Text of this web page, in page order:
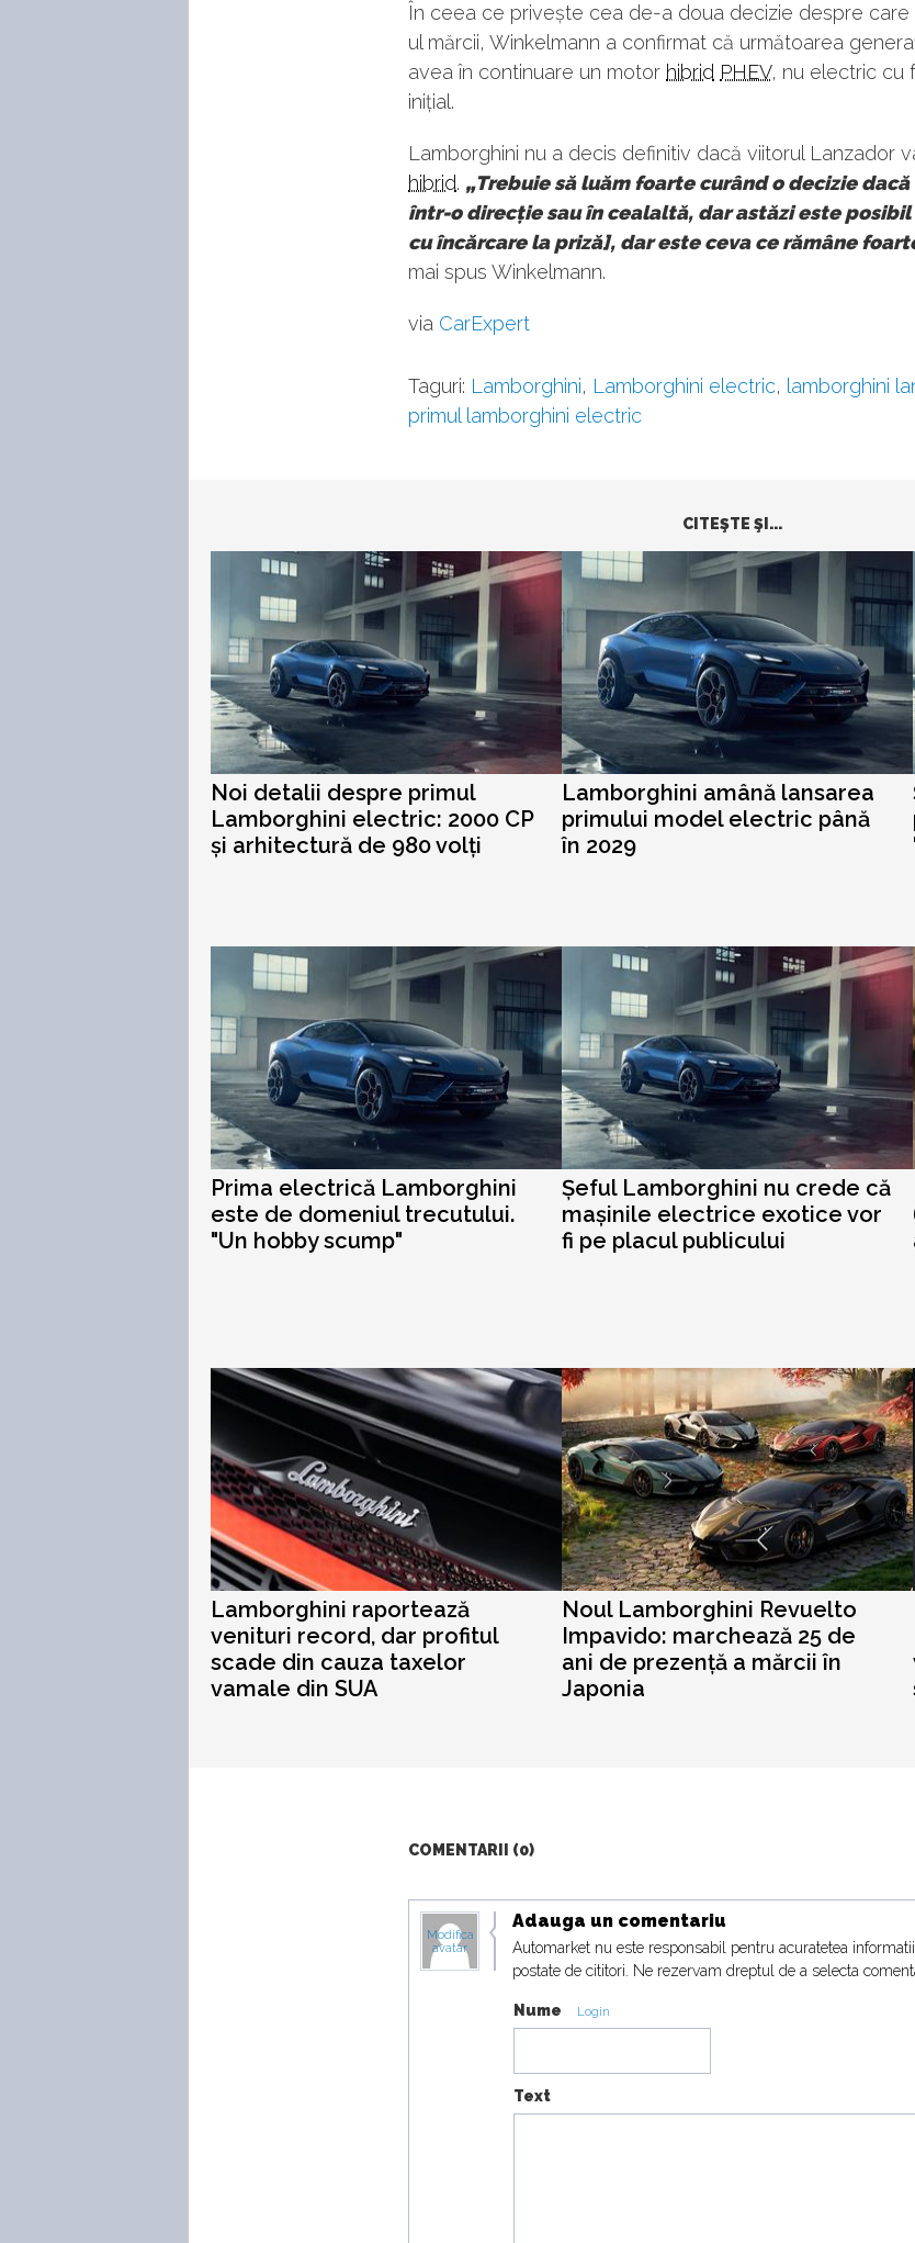
În ceea ce privește cea de-a doua decizie despre
ul mărcii, Winkelmann a confirmat că următoarea
avea în continuare un motor hibrid PHEV, nu electric cu
inițial.
Lamborghini nu a decis definitiv dacă viitorul Lanzador
hibrid. „Trebuie să luăm foarte curând o decizie
într-o direcție sau în cealaltă, dar astăzi este posibil
cu încărcare la priză], dar este ceva ce rămâne
mai spus Winkelmann.
via CarExpert
Taguri: Lamborghini, Lamborghini electric, lamborghini
primul lamborghini electric
CITEŞTE ŞI...
Noi detalii despre primul
Lamborghini electric: 2000 CP
și arhitectură de 980 volți
Lamborghini amână lansarea
primului model electric până
în 2029
Prima electrică Lamborghini
este de domeniul trecutului.
"Un hobby scump"
Șeful Lamborghini nu crede că
mașinile electrice exotice vor
fi pe placul publicului
Lamborghini raportează
venituri record, dar profitul
scade din cauza taxelor
vamale din SUA
Noul Lamborghini Revuelto
Impavido: marchează 25 de
ani de prezență a mărcii în
Japonia
COMENTARII (0)
Modifica
avatar
Adauga un comentariu
Automarket nu este responsabil pentru acuratetea
postate de cititori. Ne rezervam dreptul de a selecta
Nume Login
Text